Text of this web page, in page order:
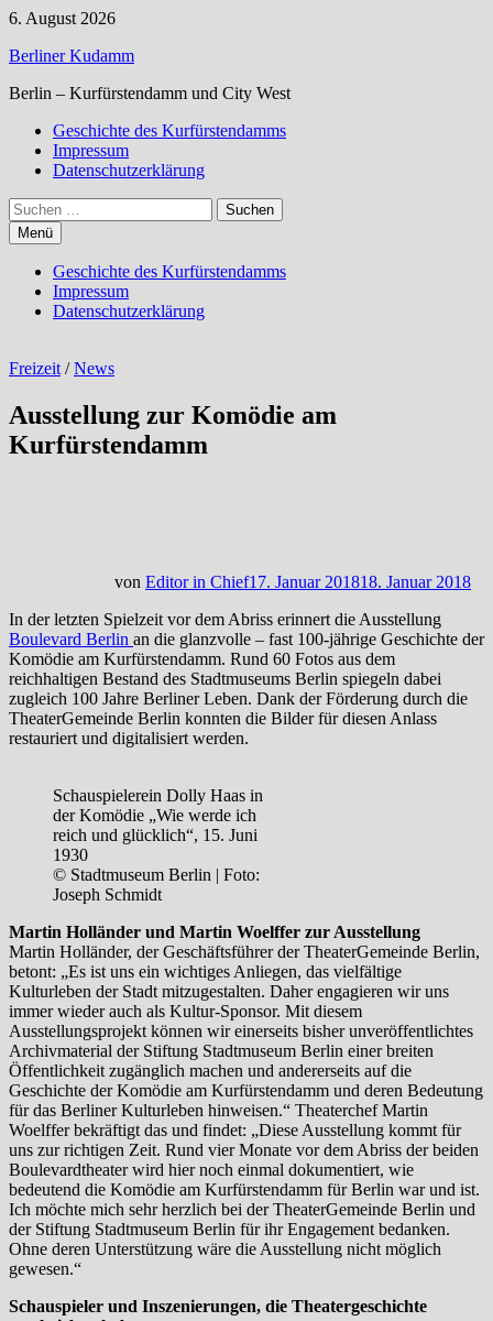
Zum
springen
6. August 2026
Berliner Kudamm
Berlin – Kurfürstendamm und City West
Geschichte des Kurfürstendamms
Impressum
Datenschutzerklärung
Suchen
nach:
Menü
Geschichte des Kurfürstendamms
Impressum
Datenschutzerklärung
Freizeit /News
Ausstellung zur Komödie am
Kurfürstendamm
von Editor in Chief17. Januar 201818. Januar 2018
In der letzten Spielzeit vor dem Abriss erinnert die Ausstellung
Boulevard Berlin an die glanzvolle – fast 100-jährige Geschichte der
Komödie am Kurfürstendamm. Rund 60 Fotos aus dem
reichhaltigen Bestand des Stadtmuseums Berlin spiegeln dabei
zugleich 100 Jahre Berliner Leben. Dank der Förderung durch die
TheaterGemeinde Berlin konnten die Bilder für diesen Anlass
restauriert und digitalisiert werden.
Schauspielerein Dolly Haas in
der Komödie „Wie werde ich
reich und glücklich“, 15. Juni
1930
© Stadtmuseum Berlin | Foto:
Joseph Schmidt
Martin Holländer und Martin Woelffer zur Ausstellung
Martin Holländer, der Geschäftsführer der TheaterGemeinde Berlin,
betont: „Es ist uns ein wichtiges Anliegen, das vielfältige
Kulturleben der Stadt mitzugestalten. Daher engagieren wir uns
immer wieder auch als Kultur-Sponsor. Mit diesem
Ausstellungsprojekt können wir einerseits bisher unveröffentlichtes
Archivmaterial der Stiftung Stadtmuseum Berlin einer breiten
Öffentlichkeit zugänglich machen und andererseits auf die
Geschichte der Komödie am Kurfürstendamm und deren Bedeutung
für das Berliner Kulturleben hinweisen.“ Theaterchef Martin
Woelffer bekräftigt das und findet: „Diese Ausstellung kommt für
uns zur richtigen Zeit. Rund vier Monate vor dem Abriss der beiden
Boulevardtheater wird hier noch einmal dokumentiert, wie
bedeutend die Komödie am Kurfürstendamm für Berlin war und ist.
Ich möchte mich sehr herzlich bei der TheaterGemeinde Berlin und
der Stiftung Stadtmuseum Berlin für ihr Engagement bedanken.
Ohne deren Unterstützung wäre die Ausstellung nicht möglich
gewesen.“
Schauspieler und Inszenierungen, die Theatergeschichte